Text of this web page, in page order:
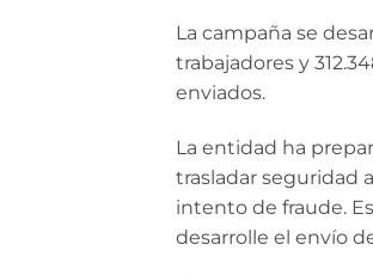
La campaña se
trabajadores y
enviados.
La entidad ha
trasladar seguridad
intento de fraude.
desarrolle el envío